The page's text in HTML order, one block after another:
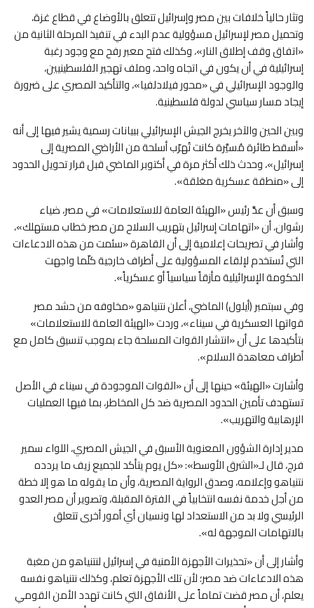
وتثار حالياً خلافات بين مصر وإسرائيل تتعلق بالأوضاع في قطاع غزة،
وتحميل مصر لإسرائيل مسؤولية عدم البدء في تنفيذ المرحلة الثانية من
«اتفاق وقف إطلاق النار»، وكذلك فتح معبر رفح مع وجود رغبة
إسرائيلية في أن يكون في اتجاه واحد، وملف تهجير الفلسطينيين،
والوجود الإسرائيلي في «محور فيلادلفيا»، والتأكيد المصري على ضرورة
إيجاد مسار سياسي لدولة فلسطينية.
وبين الحين والآخر يخرج الجيش الإسرائيلي ببيانات رسمية يشير فيها إلى أنه
«أسقط طائرة مُسيَّرة كانت تُهرّب أسلحة من الأراضي المصرية إلى
إسرائيل»، وحدث ذلك أكثر مرة في أكتوبر الماضي قبل قرار تحويل الحدود
إلى «منطقة عسكرية مغلقة».
وسبق أن عدَّ رئيس «الهيئة العامة للاستعلامات» في مصر، ضياء
رشوان، أن «اتهامات إسرائيل بتهريب السلاح من مصر خطاب مستهلك»،
وأشار في تصريحات إعلامية إلى أن القاهرة «سئمت من هذه الادعاءات
التي تُستخدم لإلقاء المسؤولية على أطراف خارجية كلّما واجهت
الحكومة الإسرائيلية مأزقاً سياسياً أو عسكرياً».
وفي سبتمبر (أيلول) الماضي، أعلن نتنياهو «مخاوفه من حشد مصر
قواتها العسكرية في سيناء»، وردت «الهيئة العامة للاستعلامات»
بتأكيدها على أن «انتشار القوات المسلحة جاء بموجب تنسيق كامل مع
أطراف معاهدة السلام».
وأشارت «الهيئة» حينها إلى أن «القوات الموجودة في سيناء في الأصل
تستهدف تأمين الحدود المصرية ضد كل المخاطر، بما فيها العمليات
الإرهابية والتهريب».
مدير إدارة الشؤون المعنوية الأسبق في الجيش المصري، اللواء سمير
فرج، قال لـ«الشرق الأوسط»: «كل يوم يتأكد للجميع زيف ما يردده
نتنياهو وإعلامه، وصدق الرواية المصرية، وأن ما يقوله ما هو إلا خطة
من أجل خدمة نفسه انتخابياً في الفترة المقبلة، وتصوير أن مصر العدو
الرئيسي ولا بد من الاستعداد لها ونسيان أي أمور أخرى تتعلق
بالاتهامات الموجهة له».
وأشار إلى أن «تحذيرات الأجهزة الأمنية في إسرائيل لنتنياهو من مغبة
هذه الادعاءات ضد مصر؛ لأن تلك الأجهزة تعلم، وكذلك نتنياهو نفسه
يعلم، أن مصر قضت تماماً على الأنفاق التي كانت تهدد الأمن القومي